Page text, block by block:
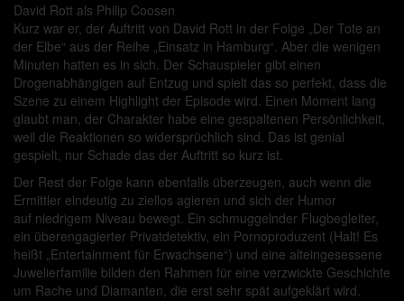
David Rott als Philip Coosen
Kurz war er, der Auftritt von David Rott in der Folge „Der Tote an
der Elbe“ aus der Reihe „Einsatz in Hamburg“. Aber die wenigen
Minuten hatten es in sich. Der Schauspieler gibt einen
Drogenabhängigen auf Entzug und spielt das so perfekt, dass die
Szene zu einem Highlight der Episode wird. Einen Moment lang
glaubt man, der Charakter habe eine gespaltenen Persönlichkeit,
weil die Reaktionen so widersprüchlich sind. Das ist genial
gespielt, nur Schade das der Auftritt so kurz ist.
Der Rest der Folge kann ebenfalls überzeugen, auch wenn die
Ermittler eindeutig zu ziellos agieren und sich der Humor
auf niedrigem Niveau bewegt. Ein schmuggelnder Flugbegleiter,
ein überengagierter Privatdetektiv, ein Pornoproduzent (Halt! Es
heißt „Entertainment für Erwachsene“) und eine alteingesessene
Juwelierfamilie bilden den Rahmen für eine verzwickte Geschichte
um Rache und Diamanten, die erst sehr spät aufgeklärt wird.